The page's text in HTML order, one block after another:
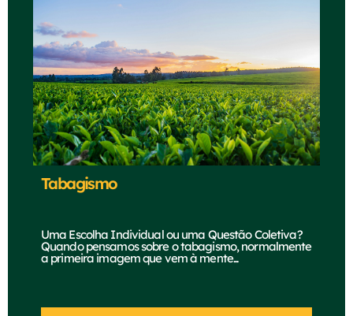
Tabagismo
Uma Escolha Individual ou uma Questão Coletiva?
Quando pensamos sobre o tabagismo, normalmente
a primeira imagem que vem à mente...